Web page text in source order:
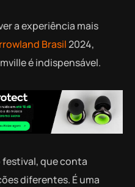
a experiência mais
Brasil2024,
é indispensável.
festival, que conta
diferentes. É uma